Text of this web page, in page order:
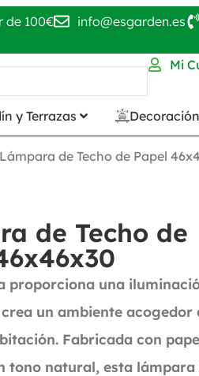
de 100€ info@esgarden.es
Mi
y Terrazas
de Techo de Papel
de Techo de
proporciona una
un ambiente acogedor
Fabricada con
tono natural, esta lámpara